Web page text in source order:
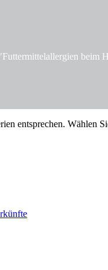
beim
entsprechen. Wählen